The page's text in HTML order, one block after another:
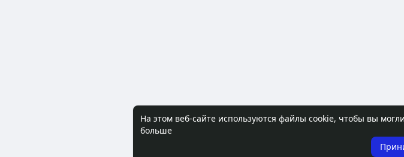
На этом веб-сайте используются файлы cookie, чтобы вы
больше